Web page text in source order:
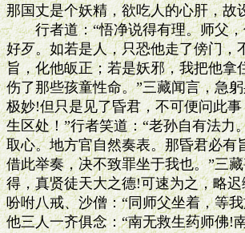
那国丈是个妖精，欲吃人的心肝，故
行者道：“悟净说得有理。师父，
好歹。如若是人，只恐他走了傍门
旨，化他皈正；若是妖邪，我把他
伤了那些孩童性命。”三藏闻言，急
极妙!但只是见了昏君，不可便问此
生区处！”行者笑道：“老孙自有法
取心。地方官自然奏表。那昏君必
借此举奏，决不致罪坐于我也。”三
得，真贤徒天大之德!可速为之，略
吩咐八戒、沙僧：“同师父坐着，等
他三人一齐俱念：“南无救生药师佛!